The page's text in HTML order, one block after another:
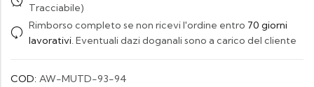
Tracciabile)
Rimborso completo se non ricevi l'ordine entro 70 giorni
lavorativi. Eventuali dazi doganali sono a carico del cliente
COD: AW-MUTD-93-94